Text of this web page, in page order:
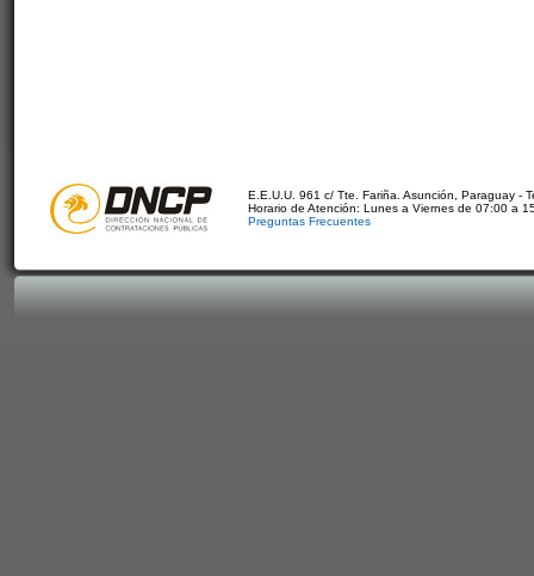
E.E.U.U. 961 c/ Tte. Fariña. Asunción, Paraguay -
Horario de Atención: Lunes a Viernes de 07:00 a
Preguntas Frecuentes